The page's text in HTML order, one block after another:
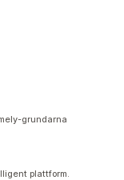
grundarna
plattform.